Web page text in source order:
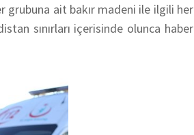
grubuna ait bakır madeni ile ilgili her
sınırları içerisinde olunca haber